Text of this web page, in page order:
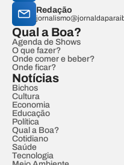
Redação
Qual a Boa?
Agenda de Shows
O que fazer?
Onde comer e beber?
Onde ficar?
Notícias
Bichos
Cultura
Economia
Educação
Política
Qual a Boa?
Cotidiano
Saúde
Tecnologia